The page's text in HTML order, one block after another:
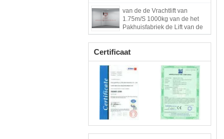
van de de Vrachtlift van
1.75m/S 1000kg van de het
Pakhuisfabriek de Lift van de
de Hoge snelheidslift
Certificaat